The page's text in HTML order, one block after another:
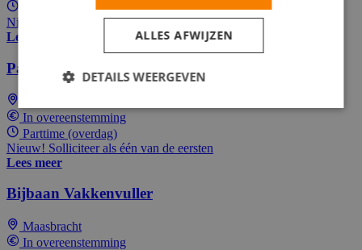
Parttime (overdag)
Nieuw! Solliciteer als één van de eersten
Lees meer
Parttime Bezorger
In overeenstemming
Parttime (overdag)
Nieuw! Solliciteer als één van de eersten
Lees meer
Bijbaan Vakkenvuller
Maasbracht
In overeenstemming
ALLES AFWIJZEN
DETAILS WEERGEVEN